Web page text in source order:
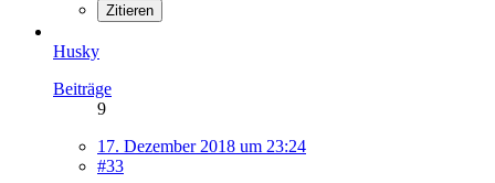
Zitieren
Husky
Beiträge
9
17. Dezember 2018 um 23:24
#33